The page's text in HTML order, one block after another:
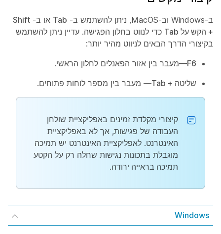
ב-Windows וב-MacOS, ניתן להשתמש ב- Tab או ב- Shift
+ הקש על Tab
כדי לנווט בחלון הפגישה. עדיין ניתן להשתמש
בקיצורי הדרך הבאים לניווט מהיר יותר:
F6—מעבר בין אזור הפאנלים לחלון הראשי.
שליטה + Tab
— מעבר בין מספר לוחות פתוחים.
קיצורי מקלדת זמינים באפליקציית שולחן
העבודה של פגישות, אך לא באפליקציית
האינטרנט. לאפליקציית האינטרנט יש תמיכה
מוגבלת בתכונות נגישות שחלה רק על הקטע
תמיכה בראייה ירודה.
Windows